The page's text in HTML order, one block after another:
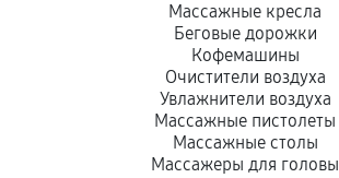
Массажные кресла
Беговые дорожки
Кофемашины
Очистители воздуха
Увлажнители воздуха
Массажные пистолеты
Массажные столы
Массажеры для головы